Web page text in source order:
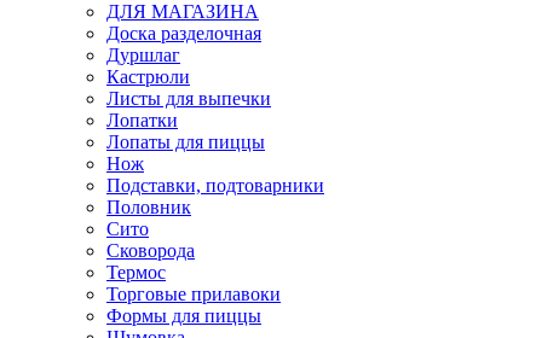
ДЛЯ МАГАЗИНА
Доска разделочная
Дуршлаг
Кастрюли
Листы для выпечки
Лопатки
Лопаты для пиццы
Нож
Подставки, подтоварники
Половник
Сито
Сковорода
Термос
Торговые прилавоки
Формы для пиццы